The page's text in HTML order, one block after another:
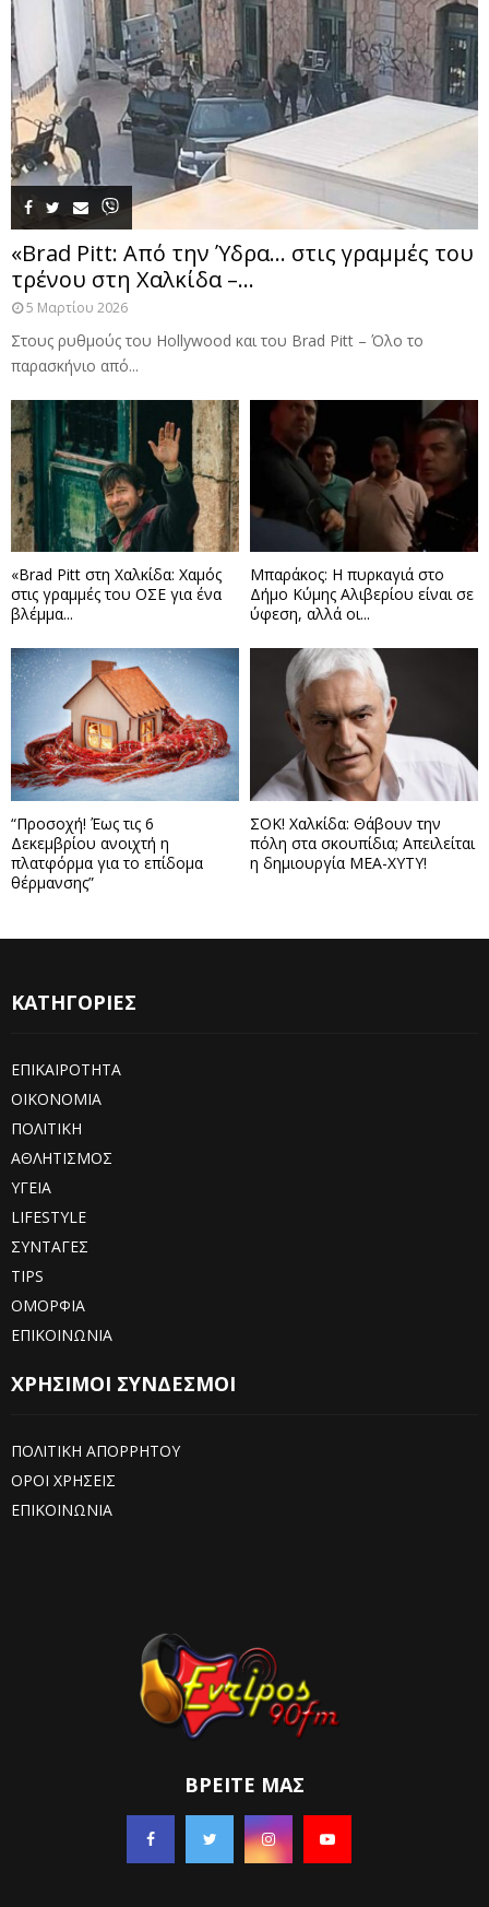
«Brad Pitt: Από την Ύδρα… στις γραμμές του
τρένου στη Χαλκίδα –...
5 Μαρτίου 2026
Στους ρυθμούς του Hollywood και του Brad Pitt – Όλο το
παρασκήνιο από...
«Brad Pitt στη Χαλκίδα: Χαμός
στις γραμμές του ΟΣΕ για ένα
βλέμμα...
Μπαράκος: Η πυρκαγιά στο
Δήμο Κύμης Αλιβερίου είναι σε
ύφεση, αλλά οι...
“Προσοχή! Έως τις 6
Δεκεμβρίου ανοιχτή η
πλατφόρμα για το επίδομα
θέρμανσης”
ΣΟΚ! Χαλκίδα: Θάβουν την
πόλη στα σκουπίδια; Απειλείται
η δημιουργία ΜΕΑ-ΧΥΤΥ!
ΚΑΤΗΓΟΡΙΕΣ
ΕΠΙΚΑΙΡΟΤΗΤΑ
ΟΙΚΟΝΟΜΙΑ
ΠΟΛΙΤΙΚΗ
ΑΘΛΗΤΙΣΜΟΣ
ΥΓΕΙΑ
LIFESTYLE
ΣΥΝΤΑΓΕΣ
TIPS
ΟΜΟΡΦΙΑ
ΕΠΙΚΟΙΝΩΝΙΑ
ΧΡΗΣΙΜΟΙ ΣΥΝΔΕΣΜΟΙ
ΠΟΛΙΤΙΚΗ ΑΠΟΡΡΗΤΟΥ
ΟΡΟΙ ΧΡΗΣΕΙΣ
ΕΠΙΚΟΙΝΩΝΙΑ
ΒΡΕΊΤΕ ΜΑΣ